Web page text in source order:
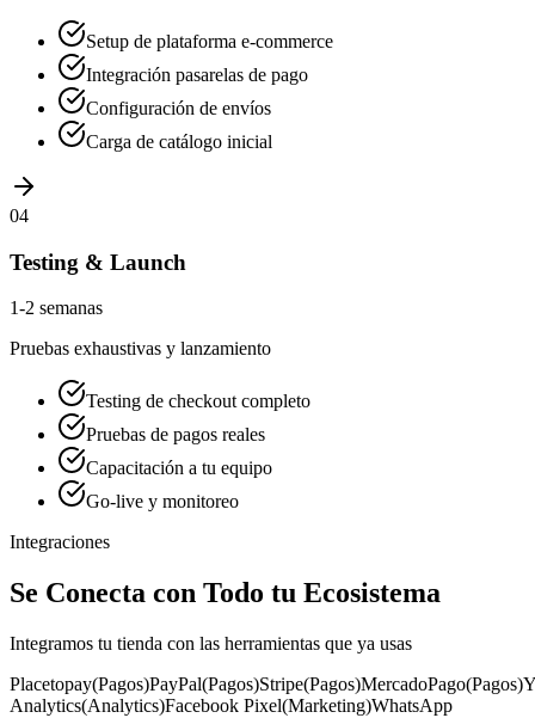
Setup de plataforma e-commerce
Integración pasarelas de pago
Configuración de envíos
Carga de catálogo inicial
04
Testing & Launch
1-2 semanas
Pruebas exhaustivas y lanzamiento
Testing de checkout completo
Pruebas de pagos reales
Capacitación a tu equipo
Go-live y monitoreo
Integraciones
Se Conecta con Todo tu Ecosistema
Integramos tu tienda con las herramientas que ya usas
Placetopay(Pagos)PayPal(Pagos)Stripe(Pagos)MercadoPago(Pagos)
Analytics(Analytics)Facebook Pixel(Marketing)WhatsApp